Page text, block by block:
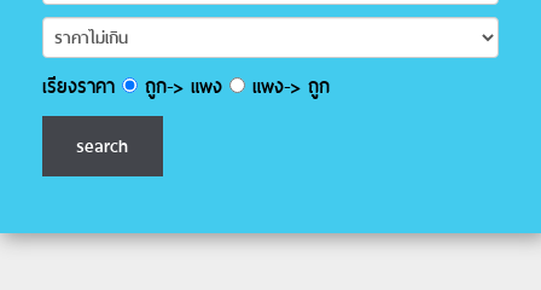
เรียงราคา ถูก-> แพง แพง-> ถูก